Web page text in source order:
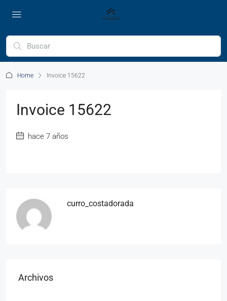
Home Invoice 15622
Invoice 15622
hace 7 años
curro_costadorada
Archivos